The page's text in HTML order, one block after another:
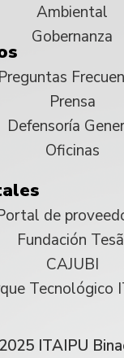
Ambiental
Gobernanza
Preguntas
Prensa
Defensoría
Oficinas
de
Fundación
CAJUBI
Tecnológico
ITAIPU